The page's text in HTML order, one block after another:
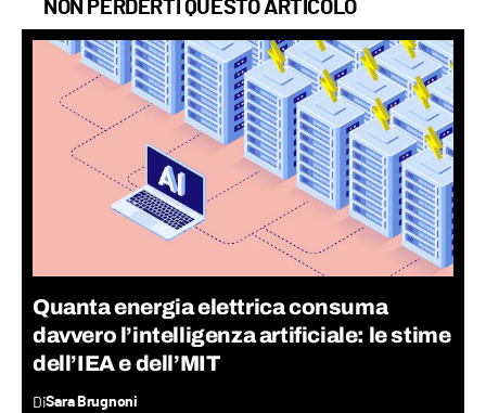
NON PERDERTI QUESTO ARTICOLO
Quanta energia elettrica consuma
davvero l’intelligenza artificiale: le stime
dell’IEA e dell’MIT
DiSara Brugnoni